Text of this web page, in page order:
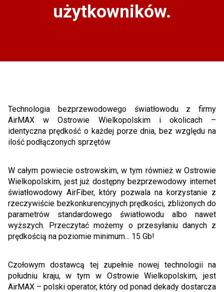
użytkowników.
Technologia bezprzewodowego światłowodu z firmy
AirMAX w Ostrowie Wielkopolskim i okolicach –
identyczna prędkość o każdej porze dnia, bez względu na
ilość podłączonych sprzętów
W całym powiecie ostrowskim, w tym również w Ostrowie
Wielkopolskim, jest już dostępny bezprzewodowy internet
światłowodowy AirFiber, który pozwala na korzystanie z
rzeczywiście bezkonkurencyjnych prędkości, zbliżonych do
parametrów standardowego światłowodu albo nawet
wyższych. Przeczytać możemy o przesyłaniu danych z
prędkością na poziomie minimum... 15 Gb!
Czołowym dostawcą tej zupełnie nowej technologii na
południu kraju, w tym w Ostrowie Wielkopolskim, jest
AirMAX – polski operator, który od ponad dekady dostarcza